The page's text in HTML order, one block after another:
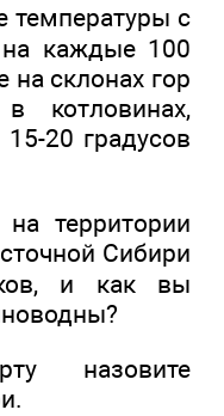
температуры с
каждые 100
на склонах гор
котловинах,
20 градусов
территории
Сибири
и как вы
назовите